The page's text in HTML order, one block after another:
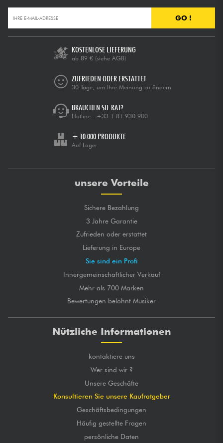
GO !
KOSTENLOSE LIEFERUNG
ab 89 € (siehe AGB)
ZUFRIEDEN ODER ERSTATTET
30 Tage, um Ihre Meinung zu ändern
BRAUCHEN SIE RAT?
Hotline : +33 1 81 930 900
+ 10.000 PRODUKTE
Auf Lager
unsere Vorteile
Sichere Bezahlung
3 Jahre Garantie
Zufrieden oder erstattet
Lieferung in Europe
Sie sind ein Profi
Innergemeinschaftlicher Verkauf
Mehr als 700 Marken
Bewertungen belohnt Musiker
Nützliche Informationen
kontaktiere uns
Wer sind wir ?
Unsere Geschäfte
Konsultieren Sie unsere Kaufratgeber
Geschäftsbedingungen
Häufig gestellte Fragen
persönliche Daten